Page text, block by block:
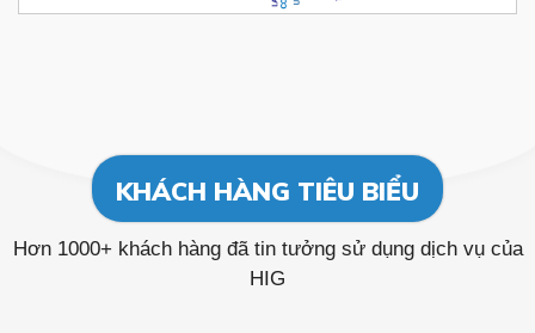
KHÁCH HÀNG TIÊU BIỂU
Hơn 1000+ khách hàng đã tin tưởng sử dụng dịch vụ của
HIG